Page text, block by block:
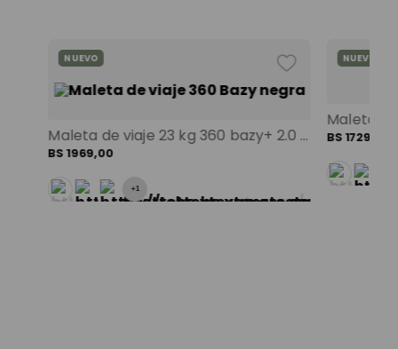
Maleta de viaje 23 kg 360 bazy+ 2.0 bodega negro color: negro
NUEVO
BS 1969,00
+1
NUEVO
BS 1729